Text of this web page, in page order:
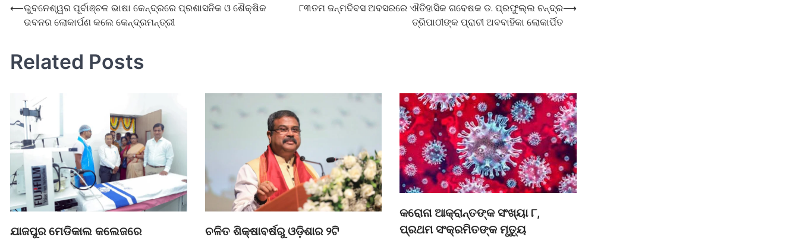
⟵ଭୁବନେଶ୍ୱର ପୂର୍ବାଞ୍ଚଳ ଭାଷା କେନ୍ଦ୍ରରେ ପ୍ରଶାସନିକ ଓ ଶୈକ୍ଷିକ
ଭବନର ଲୋକାର୍ପଣ କଲେ କେନ୍ଦ୍ରମନ୍ତ୍ରୀ
୮୩ତମ ଜନ୍ମଦିବସ ଅବସରରେ ଐତିହାସିକ ଗବେଷକ ଡ. ପ୍ରଫୁଲ୍ଲ ଚନ୍ଦ୍ର
ତ୍ରିପାଠୀଙ୍କ ପ୍ରାଚୀ ଅବବାହିକା ଲୋକାର୍ପିତ
⟶
Related Posts
ଯାଜପୁର ମେଡିକାଲ କଲେଜରେ
ଚଳିତ ଶିକ୍ଷାବର୍ଷରୁ ଓଡ଼ିଶାର ୨ଟି
କରୋନା ଆକ୍ରାନ୍ତଙ୍କ ସଂଖ୍ୟା ୮,
ପ୍ରଥମ ସଂକ୍ରମିତଙ୍କ ମୃତ୍ୟୁ